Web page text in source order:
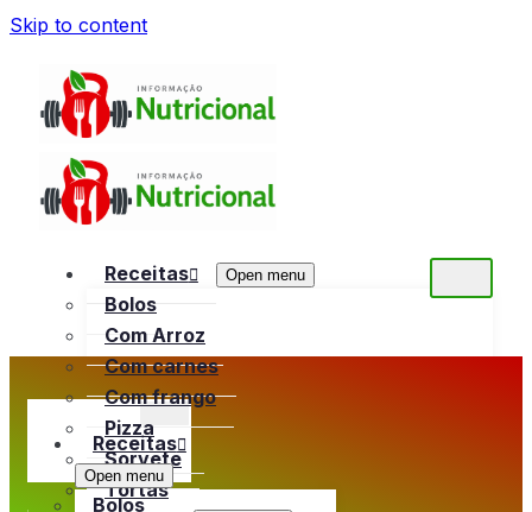
Skip to content
Receitas Open menu
Bolos
Com Arroz
Com carnes
Com frango
Pizza
Sorvete
Tortas
Receitas
Open menu
Bolos